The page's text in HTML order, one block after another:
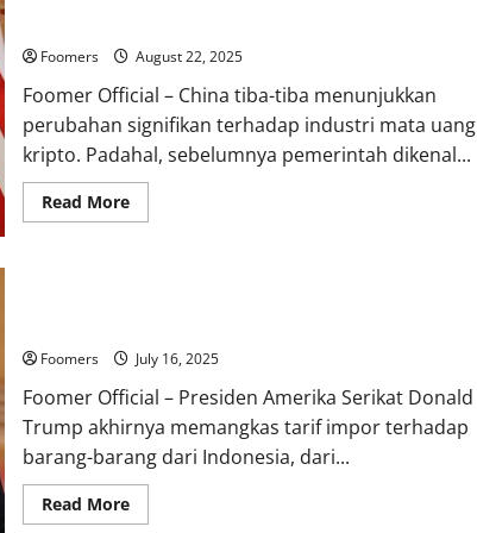
Foomers August 22, 2025
Foomer Official – China tiba-tiba menunjukkan
perubahan signifikan terhadap industri mata uang
kripto. Padahal, sebelumnya pemerintah dikenal...
Read MoreRead
more
Ternyata
Ini
Alasannya
Foomers July 16, 2025
Foomer Official – Presiden Amerika Serikat Donald
Trump akhirnya memangkas tarif impor terhadap
barang-barang dari Indonesia, dari...
Read MoreRead
more